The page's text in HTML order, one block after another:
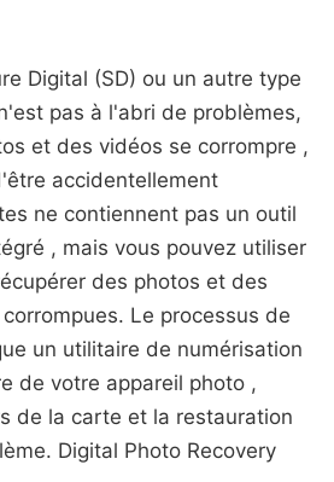
Digital (SD) ou un autre type
pas à l'abri de problèmes,
et des vidéos se corrompre ,
accidentellement
ne contiennent pas un outil
, mais vous pouvez utiliser
des photos et des
Le processus de
un utilitaire de numérisation
de votre appareil photo ,
de la carte et la restauration
Digital Photo Recovery